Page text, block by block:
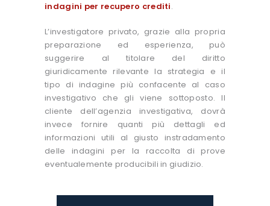
indagini per recupero crediti.
L’investigatore privato, grazie alla propria
preparazione ed esperienza, può
suggerire al titolare del diritto
giuridicamente rilevante la strategia e il
tipo di indagine più confacente al caso
investigativo che gli viene sottoposto. Il
cliente dell’agenzia investigativa, dovrà
invece fornire quanti più dettagli ed
informazioni utili al giusto instradamento
delle indagini per la raccolta di prove
eventualemente producibili in giudizio.